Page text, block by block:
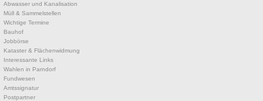
Abwasser und Kanalisation
Müll & Sammelstellen
Wichtige Termine
Bauhof
Jobbörse
Kataster & Flächenwidmung
Interessante Links
Wahlen in Parndorf
Fundwesen
Amtssignatur
Postpartner